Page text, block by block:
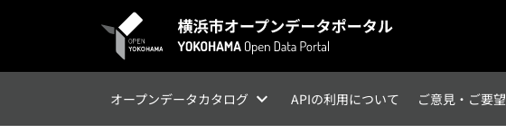
オープンデータカタログ APIの利用について ご意見・ご要望